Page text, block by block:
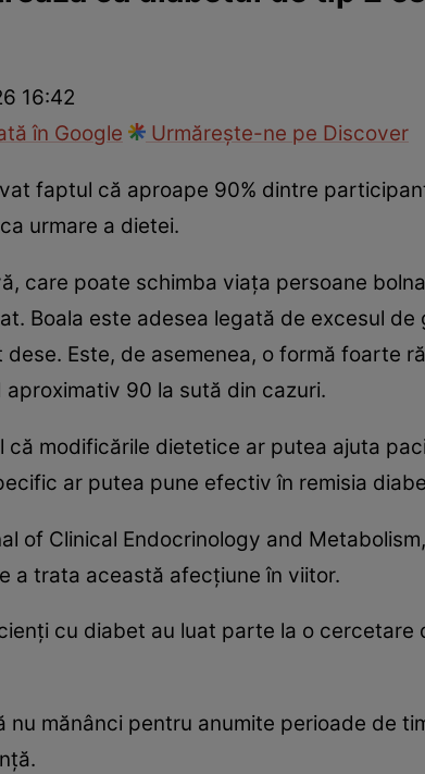
16:42
în Google
Urmărește-ne pe Discover
faptul că aproape 90% dintre
urmare a dietei.
care poate schimba viața persoane
Boala este adesea legată de excesul
Este, de asemenea, o formă foarte
90 la sută din cazuri.
modificările dietetice ar putea ajuta
ar putea pune efectiv în remisia
of Clinical Endocrinology and
a trata această afecțiune în viitor.
cu diabet au luat parte la o cercetare
nu mănânci pentru anumite perioade de